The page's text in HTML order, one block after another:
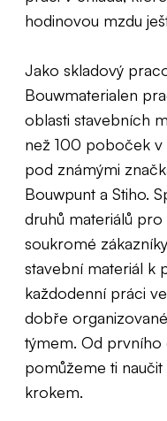
hodinovou mzdu
Jako skladový
Bouwmaterialen
oblasti stavebních
než 100 poboček v
pod známými
Bouwpunt a Stiho.
druhů materiálů
soukromé
stavební materiál k
každodenní práci
dobře
týmem. Od
pomůžeme ti
krokem.